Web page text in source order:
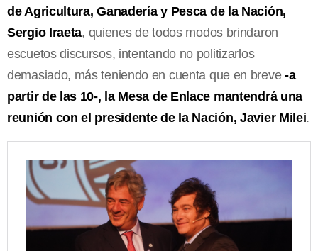
de Agricultura, Ganadería y Pesca de la Nación,
Sergio Iraeta, quienes de todos modos brindaron
escuetos discursos, intentando no politizarlos
demasiado, más teniendo en cuenta que en breve -a
partir de las 10-, la Mesa de Enlace mantendrá una
reunión con el presidente de la Nación, Javier Milei.